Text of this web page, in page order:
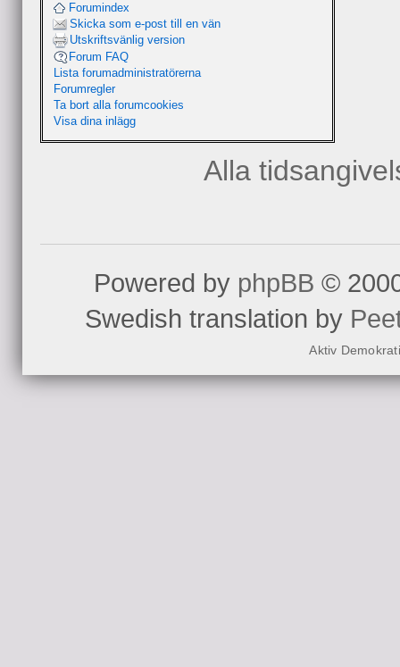
Forumindex
Skicka som e-post till en vän
Utskriftsvänlig version
Forum FAQ
Lista forumadministratörerna
Forumregler
Ta bort alla forumcookies
Visa dina inlägg
Alla
Powered by phpBB ©
Swedish translation by
Aktiv Demokrati